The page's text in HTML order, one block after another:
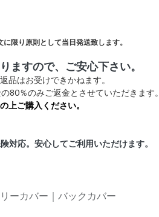
に限り原則として当日発送致します。
ますので、ご安心下さい。
品はお受けできかねます。
80％のみご返金とさせていただきます。
上ご購入ください。
対応。安心してご利用いただけます。
ーカバー｜バックカバー